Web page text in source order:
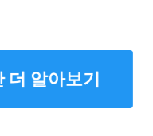
더 알아보기